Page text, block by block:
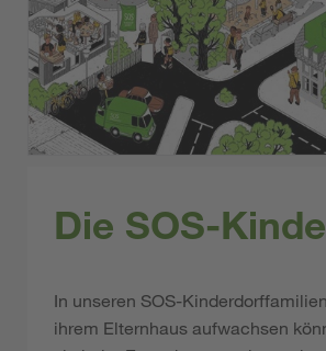
Die SOS-
In unseren SOS-
ihrem Elternhaus aufwachsen